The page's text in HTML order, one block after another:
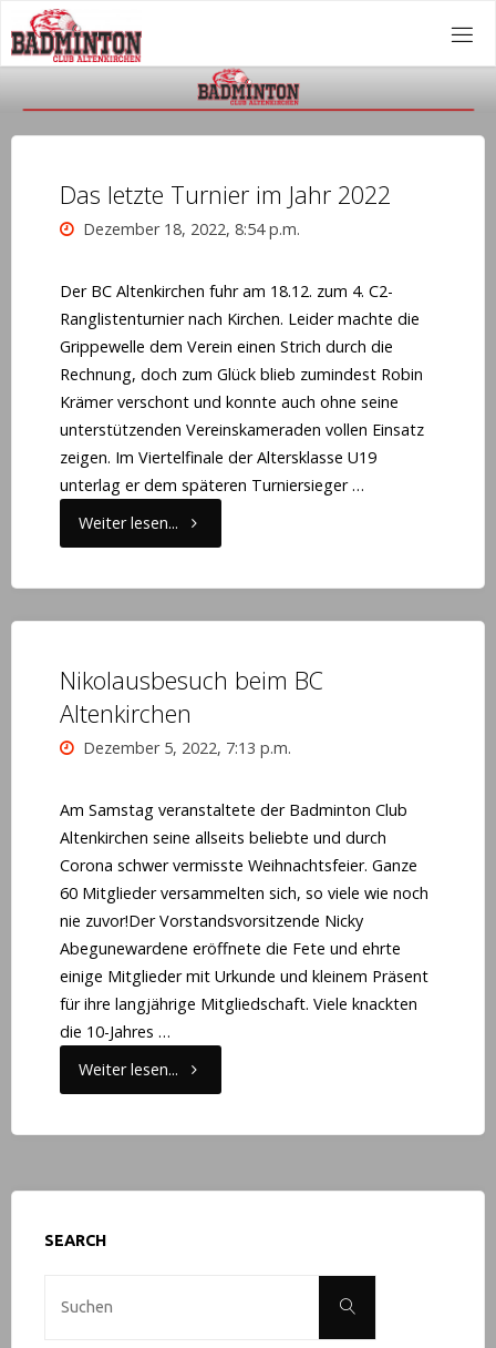
Zum
Inhalt
springen
Das letzte Turnier im Jahr 2022
Dezember 18, 2022, 8:54 p.m.
Der BC Altenkirchen fuhr am 18.12. zum 4. C2-
Ranglistenturnier nach Kirchen. Leider machte die
Grippewelle dem Verein einen Strich durch die
Rechnung, doch zum Glück blieb zumindest Robin
Krämer verschont und konnte auch ohne seine
unterstützenden Vereinskameraden vollen Einsatz
zeigen. Im Viertelfinale der Altersklasse U19
unterlag er dem späteren Turniersieger …
Weiter lesen..."Das
Turnier
Jahr
2022"
Nikolausbesuch beim BC
Altenkirchen
Dezember 5, 2022, 7:13 p.m.
Am Samstag veranstaltete der Badminton Club
Altenkirchen seine allseits beliebte und durch
Corona schwer vermisste Weihnachtsfeier. Ganze
60 Mitglieder versammelten sich, so viele wie noch
nie zuvor!Der Vorstandsvorsitzende Nicky
Abegunewardene eröffnete die Fete und ehrte
einige Mitglieder mit Urkunde und kleinem Präsent
für ihre langjährige Mitgliedschaft. Viele knackten
die 10-Jahres …
Weiter lesen..."Nikolausbesuch
SEARCH
Suchen